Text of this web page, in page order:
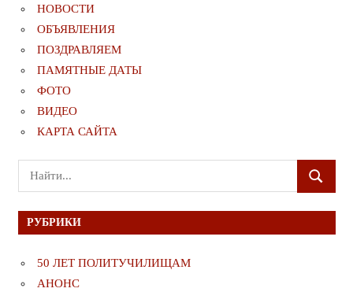
НОВОСТИ
ОБЪЯВЛЕНИЯ
ПОЗДРАВЛЯЕМ
ПАМЯТНЫЕ ДАТЫ
ФОТО
ВИДЕО
КАРТА САЙТА
Поиск
для:
ПОИСК
РУБРИКИ
50 ЛЕТ ПОЛИТУЧИЛИЩАМ
АНОНС